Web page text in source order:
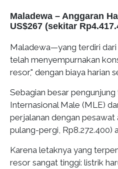
Maladewa – Anggaran
US$267 (sekitar
Maladewa—yang terdiri dari
telah menyempurnakan
resor," dengan biaya harian
Sebagian besar
Internasional Male (MLE)
perjalanan dengan
pulang-pergi, Rp8.272.400)
Karena letaknya yang
resor sangat tinggi: listrik